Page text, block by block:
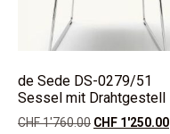
de Sede DS-0279/51
Sessel mit Drahtgestell
CHF1'760.00 CHF 1'250.00